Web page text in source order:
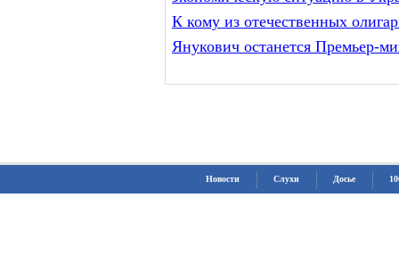
К кому из отечественных
Янукович останется Премьер-
Новости Слухи Досье